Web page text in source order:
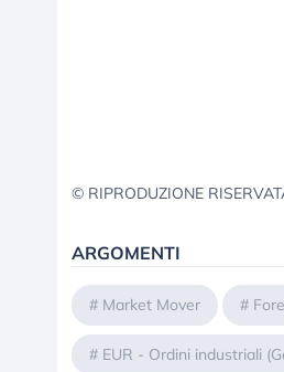
© RIPRODUZIONE
ARGOMENTI
# Market Mover #
# EUR - Ordini industriali